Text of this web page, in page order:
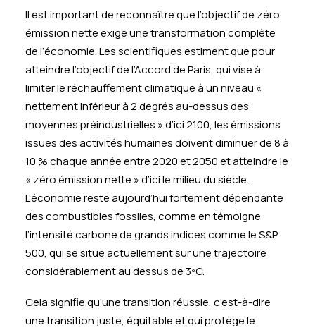
Il est important de reconnaître que l’objectif de zéro
émission nette exige une transformation complète
de l’économie. Les scientifiques estiment que pour
atteindre l’objectif de l’Accord de Paris, qui vise à
limiter le réchauffement climatique à un niveau «
nettement inférieur à 2 degrés au-dessus des
moyennes préindustrielles » d’ici 2100, les émissions
issues des activités humaines doivent diminuer de 8 à
10 % chaque année entre 2020 et 2050 et atteindre le
« zéro émission nette » d’ici le milieu du siècle.
L’économie reste aujourd’hui fortement dépendante
des combustibles fossiles, comme en témoigne
l’intensité carbone de grands indices comme le S&P
500, qui se situe actuellement sur une trajectoire
considérablement au dessus de 3ºC.
Cela signifie qu’une transition réussie, c’est-à-dire
une transition juste, équitable et qui protège le